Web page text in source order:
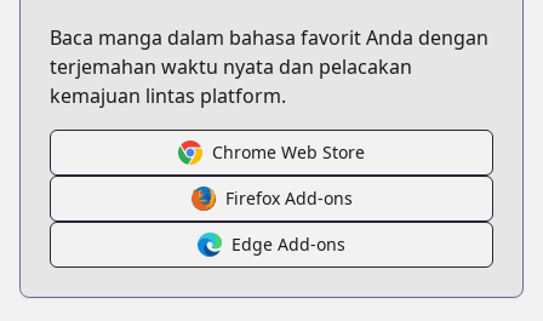
Baca manga dalam bahasa favorit Anda dengan
terjemahan waktu nyata dan pelacakan
kemajuan lintas platform.
Chrome Web Store
Firefox Add-ons
Edge Add-ons